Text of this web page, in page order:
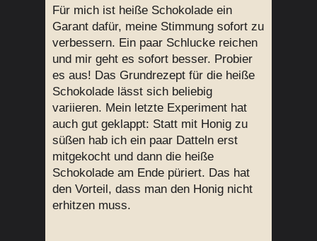
Für mich ist heiße Schokolade ein
Garant dafür, meine Stimmung sofort zu
verbessern. Ein paar Schlucke reichen
und mir geht es sofort besser. Probier
es aus! Das Grundrezept für die heiße
Schokolade lässt sich beliebig
variieren. Mein letzte Experiment hat
auch gut geklappt: Statt mit Honig zu
süßen hab ich ein paar Datteln erst
mitgekocht und dann die heiße
Schokolade am Ende püriert. Das hat
den Vorteil, dass man den Honig nicht
erhitzen muss.